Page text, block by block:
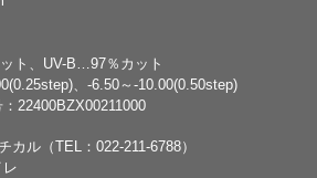
ト、UV-B…97％カット
、-6.50～-10.00(0.50step)
22400BZX00211000
ル（TEL：022-211-6788）